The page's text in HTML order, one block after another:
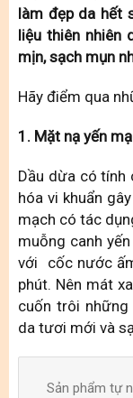
làm đẹp da hết
liệu thiên nhiên
mịn, sạch mụn
Hãy điểm qua
1. Mặt nạ yến
Dầu dừa có tính
hóa vi khuẩn
mạch có tác
muỗng canh
với cốc nước
phút. Nên mát
cuốn trôi
da tươi mới và
Sản phẩm tự